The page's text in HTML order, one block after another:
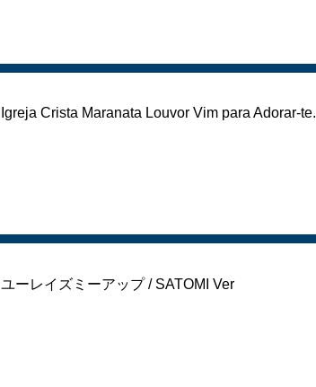
Igreja Crista Maranata Louvor Vim para Adorar-te.
ユーレイズミーアップ / SATOMI Ver